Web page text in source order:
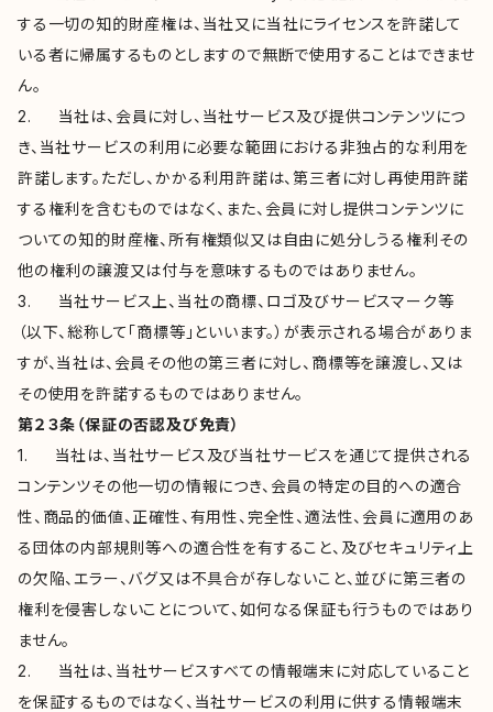
する一切の知的財産権は、当社又に当社にライセンスを許諾して
いる者に帰属するものとしますので無断で使用することはできませ
ん。
2. 当社は、会員に対し、当社サービス及び提供コンテンツにつ
き、当社サービスの利用に必要な範囲における非独占的な利用を
許諾します。ただし、かかる利用許諾は、第三者に対し再使用許諾
する権利を含むものではなく、また、会員に対し提供コンテンツに
ついての知的財産権、所有権類似又は自由に処分しうる権利その
他の権利の譲渡又は付与を意味するものではありません。
3. 当社サービス上、当社の商標、ロゴ及びサービスマーク等
（以下、総称して「商標等」といいます。）が表示される場合がありま
すが、当社は、会員その他の第三者に対し、商標等を譲渡し、又は
その使用を許諾するものではありません。
第２３条（保証の否認及び免責）
1. 当社は、当社サービス及び当社サービスを通じて提供される
コンテンツその他一切の情報につき、会員の特定の目的への適合
性、商品的価値、正確性、有用性、完全性、適法性、会員に適用のあ
る団体の内部規則等への適合性を有すること、及びセキュリティ上
の欠陥、エラー、バグ又は不具合が存しないこと、並びに第三者の
権利を侵害しないことについて、如何なる保証も行うものではあり
ません。
2. 当社は、当社サービスすべての情報端末に対応していること
を保証するものではなく、当社サービスの利用に供する情報端末